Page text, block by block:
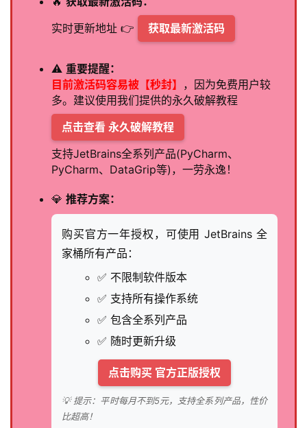
实时更新地址 👉
获取最新激活码
⚠️ 重要提醒：
目前激活码容易被【秒封】 ，因为免费用户较
多。建议使用我们提供的永久破解教程
点击查看 永久破解教程
支持JetBrains全系列产品(PyCharm、
PyCharm、DataGrip等)，一劳永逸！
💎 推荐方案：
购买官方一年授权，可使用 JetBrains 全
家桶所有产品：
✅ 不限制软件版本
✅ 支持所有操作系统
✅ 包含全系列产品
✅ 随时更新升级
点击购买 官方正版授权
💡 提示：平时每月不到5元，支持全系列产品，性价
比超高！